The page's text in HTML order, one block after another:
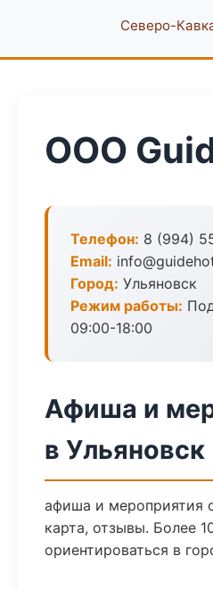
Северо-
ООО
Телефон: 8 (994)
Email:
Город: Ульяновск
Режим работы:
09:00-18:00
Афиша и
в Ульяновск
афиша и мероприятия
карта, отзывы. Более
ориентироваться в